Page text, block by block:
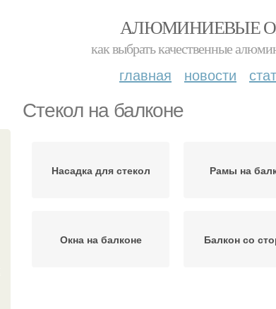
АЛЮМИНИЕВЫЕ
как выбрать качественные
главная новости
Стекол на балконе
Насадка для стекол Рамы на
Окна на балконе Балкон со